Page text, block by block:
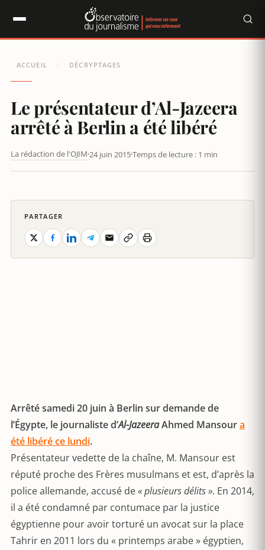
ACCUEIL / DÉCRYPTAGES
Le présentateur d’Al-Jazeera
arrêté à Berlin a été libéré
La rédaction de l'OJIM 24 juin 2015Temps de lecture : 1 min
Arrêté samedi 20 juin à Berlin sur demande de
l’Égypte, le journaliste d’Al-JazeeraAhmed Mansoura
été libéré ce lundi.
Présentateur vedette de la chaîne, M. Mansour est
réputé proche des Frères musulmans et est, d’après la
police allemande, accusé de« plusieurs délits ». En 2014,
il a été condamné par contumace par la justice
égyptienne pour avoir torturé un avocat sur la place
Tahrir en 2011 lors du « printemps arabe » égyptien,
PARTAGER
Panneau de gestion des cookies